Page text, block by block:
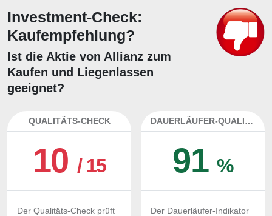
Investment-Check:
Kaufempfehlung?
Ist die Aktie von Allianz zum
Kaufen und Liegenlassen
geeignet?
QUALITÄTS-CHECK
10 / 15
Der Qualitäts-Check prüft
DAUERLÄUFER-QUALITÄTEN
91%
Der Dauerläufer-Indikator